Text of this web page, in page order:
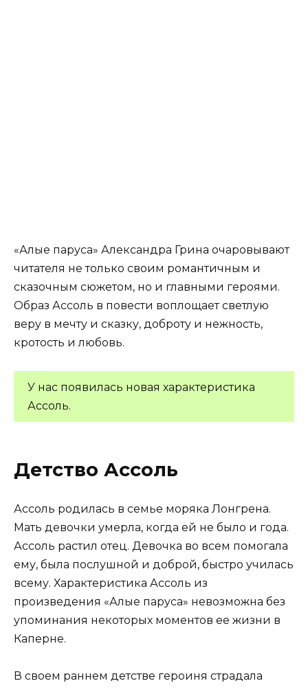
«Алые паруса» Александра Грина очаровывают
читателя не только своим романтичным и
сказочным сюжетом, но и главными героями.
Образ Ассоль в повести воплощает светлую
веру в мечту и сказку, доброту и нежность,
кротость и любовь.
У нас появилась новая характеристика
Ассоль.
Детство Ассоль
Ассоль родилась в семье моряка Лонгрена.
Мать девочки умерла, когда ей не было и года.
Ассоль растил отец. Девочка во всем помогала
ему, была послушной и доброй, быстро училась
всему. Характеристика Ассоль из
произведения «Алые паруса» невозможна без
упоминания некоторых моментов ее жизни в
Каперне.
В своем раннем детстве героиня страдала